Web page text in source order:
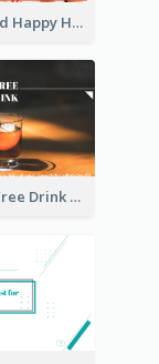
Simple Red Happy Holidays For Christmas Gift Card
Morning Free Drink Gift Card